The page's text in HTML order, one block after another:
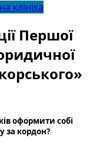
клініка
Першої
оформити собі
за кордон?